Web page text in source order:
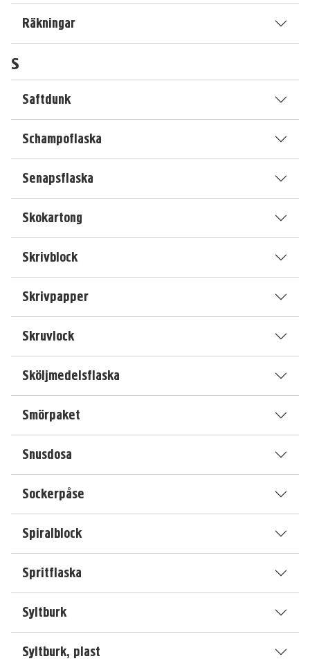
Räkningar
S
Saftdunk
Schampoflaska
Senapsflaska
Skokartong
Skrivblock
Skrivpapper
Skruvlock
Sköljmedelsflaska
Smörpaket
Snusdosa
Sockerpåse
Spiralblock
Spritflaska
Syltburk
Syltburk, plast